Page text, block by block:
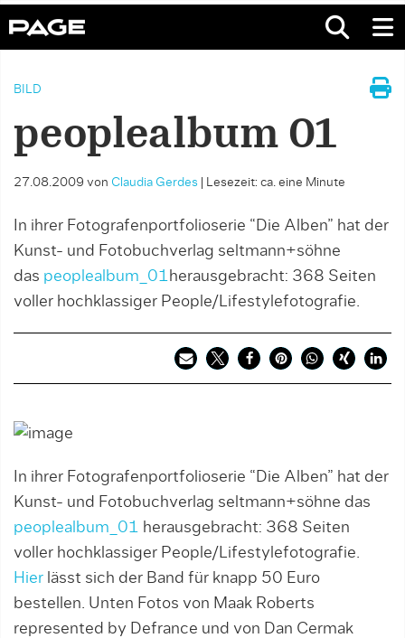
BILD
peoplealbum 01
27.08.2009 von Claudia Gerdes Lesezeit: ca. eine Minute
In ihrer Fotografenportfolioserie “Die Alben” hat der
Kunst- und Fotobuchverlag seltmann+söhne
das peoplealbum_01herausgebracht: 368 Seiten
voller hochklassiger People/Lifestylefotografie.
In ihrer Fotografenportfolioserie “Die Alben” hat der
Kunst- und Fotobuchverlag seltmann+söhne das
peoplealbum_01
herausgebracht: 368 Seiten
voller hochklassiger People/Lifestylefotografie.
Hier lässt sich der Band für knapp 50 Euro
bestellen. Unten Fotos von Maak Roberts
represented by Defrance und von Dan Cermak